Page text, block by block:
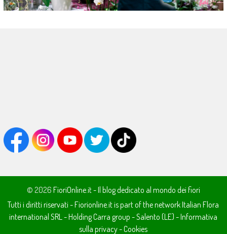
© 2026 FioriOnline.it - Il blog dedicato al mondo dei fiori
Tutti i diritti riservati - Fiorionline.it is part of the networkItalian Flora
international SRL - HoldingCarra group -Salento (LE) -Informativa
sulla privacy-Cookies